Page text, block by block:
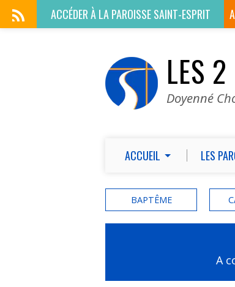
ACCÉDER À LAPAROISSE SAINT-ESPRIT
LES
Doyenné
ACCUEIL LES
BAPTÊME
A